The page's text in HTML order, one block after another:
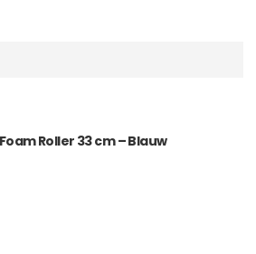
Roller 33 cm – Blauw